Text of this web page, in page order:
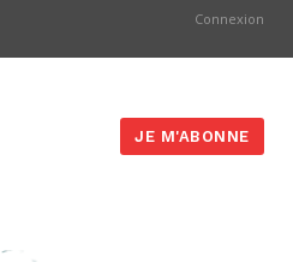
Connexion
JE M'ABONNE